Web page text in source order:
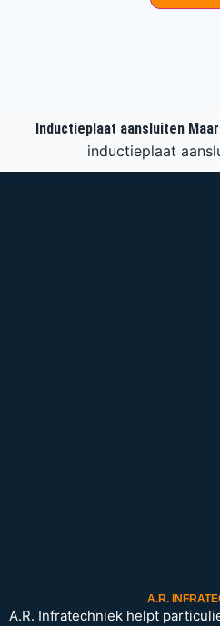
Inductieplaat aansluiten
inductieplaat
A.R.
A.R. Infratechniek helpt